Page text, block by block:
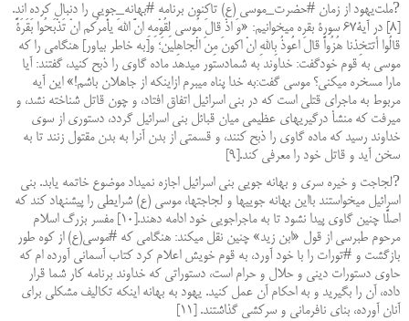
?ملت‌یهود از زمان #حضرت_موسى (ع) تاکنون برنامه #بهانه_جویی را دنبال کرده اند.
[۸] در آیۀ۶۷ سورۀ بقره میخوانیم: «وَ اذْ قالَ مُوسى لِقُوْمِهِ انَّ اللهَ یأْمرُکم انْ تَذْبَحُوا بَقَرَةً
قالُوا أتتخِذنا هُزُواً قالَ اعُوذُ بِاللهِ انْ اکونَ مِنَ الْجاهِلینَ؛ و[به خاطر بیاور] هنگامى را که
موسى به قوم خودگفت: خداوند به شمادستور میدهد ماده گاوى را ذبح کنید، گفتند: آیا
مارا مسخره میکنى؟ موسى گفت:به خدا پناه میبرم ازاینکه از جاهلان باشم!» این آیه
مربوط به ماجراى قتلى است که در بنى اسرائیل اتفاق افتاد، و چون قاتل شناخته نشد، و
میرفت که منشأ درگیریهای عظیمى میان قبائل بنى اسرائیل گردد، دستورى از سوى
خداوند رسید که ماده گاوى را ذبح کنند، و قسمتى از بدن آنرا به بدن مقتول زنند تا به
سخن آید و قاتل خود را معرفى کند.[۹]
?لجاجت و خیره سرى و بهانه جویى بنى اسرائیل اجازه نميداد موضوع خاتمه یابد. بنى
اسرائیل ميخواستند بااین بهانه جوییها و لجاجتها، موسى (ع) شرایطى را پیشنهاد کند که
اصلًا چنین گاوى پیدا نشود تا به ماجراجویى خود ادامه دهند.[۱۰] مفسر بزرگ اسلام
مرحوم طبرسى از قول «ابن زید» چنین نقل میکند: هنگامى که #موسى(ع) از کوه طور
بازگشت و #تورات را با خود آورد، به قوم خویش اعلام کرد کتاب آسمانى آورده ام که
حاوى دستورات دینى و حلال و حرام است، دستوراتى که خداوند برنامه کار شما قرار
داده، آن را بگیرید و به احکام آن عمل کنید. یهود به بهانه اینکه تکالیف مشکلى براى
آنان آورده، بناى نافرمانى و سرکشى گذاشتند. [۱۱]